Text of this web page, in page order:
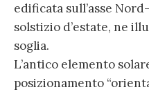
edificata sull’asse
solstizio d’estate, ne
soglia.
L’antico elemento
posizionamento